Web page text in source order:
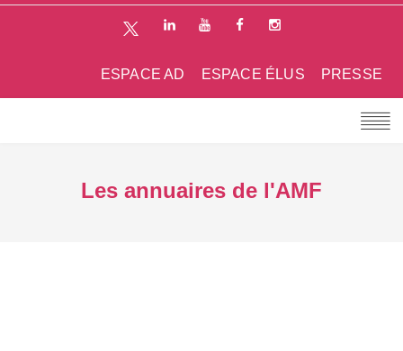
PRESSE
ESPACE ÉLUS
ESPACE AD
Les annuaires de l'AMF